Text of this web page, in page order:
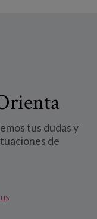
tus dudas y
de